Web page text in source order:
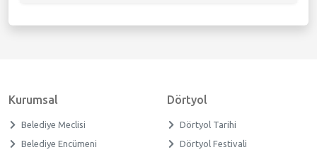
Kurumsal
Belediye Meclisi
Belediye Encümeni
Dörtyol
Dörtyol Tarihi
Dörtyol Festivali